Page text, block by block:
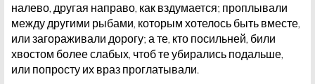
налево, другая направо, как вздумается; проплывали
между другими рыбами, которым хотелось быть вместе,
или загораживали дорогу; а те, кто посильней, били
хвостом более слабых, чтоб те убирались подальше,
или попросту их враз проглатывали.